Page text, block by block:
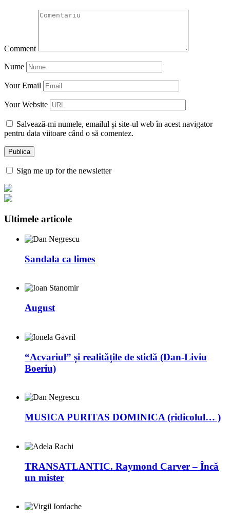
Comment
Nume
Your Email
Your Website
Salvează-mi numele, emailul și site-ul web în acest navigator
pentru data viitoare când o să comentez.
Sign me up for the newsletter
Ultimele articole
Sandala ca limes
August
“Acvariul” și realitățile de sticlă (Dan-Liviu
Boeriu)
MUSICA PURITAS DOMINICA (ridicolul… )
TRANSATLANTIC. Raymond Carver – Încă
un mister